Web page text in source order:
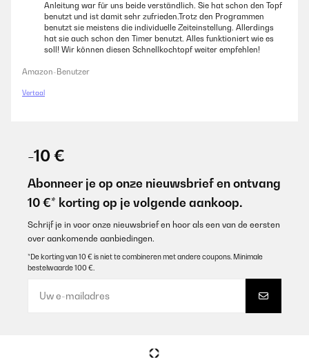
Anleitung war für uns beide verständlich. Sie hat schon den Topf
benutzt und ist damit sehr zufrieden.Trotz den Programmen
benutzt sie meistens die individuelle Zeiteinstellung. Allerdings
hat sie auch schon den Timer benutzt. Alles funktioniert wie es
soll! Wir können diesen Schnellkochtopf weiter empfehlen!
Amazon-Benutzer
Vertaal
-10 €
Abonneer je op onze nieuwsbrief en ontvang
10 €* korting op je volgende aankoop.
Schrijf je in voor onze nieuwsbrief en hoor als een van de eersten
over aankomende aanbiedingen.
*De korting van 10 € is niet te combineren met andere coupons. Minimale
bestelwaarde 100 €.